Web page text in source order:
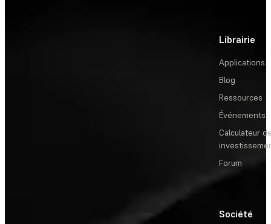
Librairie
Applications
Blog
Ressources
Événements
Calculateur
Forum
Société